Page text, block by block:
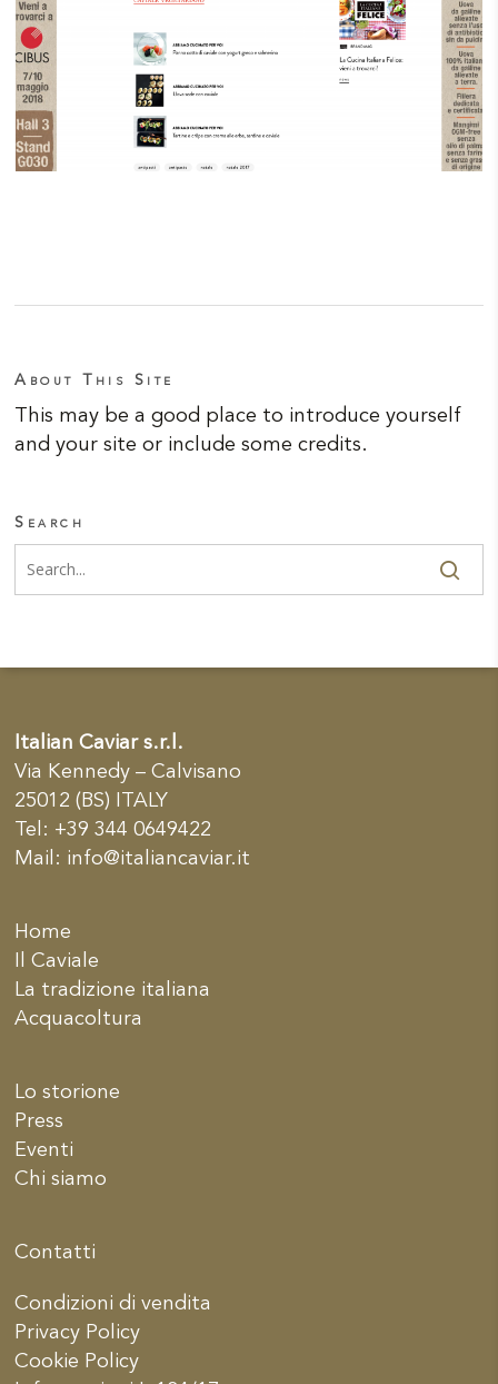
About This Site
This may be a good place to introduce yourself
and your site or include some credits.
Search
Italian Caviar s.r.l.
Via Kennedy – Calvisano
25012 (BS) ITALY
Tel: +39 344 0649422
Mail: info@italiancaviar.it
Home
Il Caviale
La tradizione italiana
Acquacoltura
Lo storione
Press
Eventi
Chi siamo
Contatti
Condizioni di vendita
Privacy Policy
Cookie Policy